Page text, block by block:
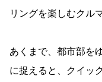
リングを楽しむクル
あくまで、都市部を
に捉えると、クイッ